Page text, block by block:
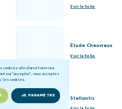
afin d'améliorer nos
sur "accepter", vous acceptez
les cookies.
JE PARAMÈTRE
Voir la fiche
Étude Cheuvreux
Voir la fiche
Stellantis